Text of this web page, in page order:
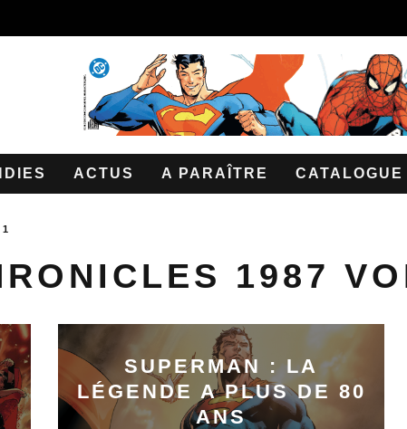
ACTUS A PARAÎTRE CATALOGUE
1987
SUPERMAN : LA
LÉGENDE A PLUS DE 80
ANS